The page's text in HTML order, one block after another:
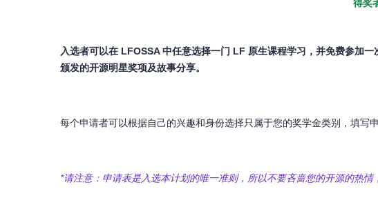
得奖
入选者可以在 LFOSSA 中任意选择一门 LF 原生课程学习，并免费参加
颁发的开源明星奖项及故事分享。
每个申请者可以根据自己的兴趣和身份选择只属于您的奖学金类别，填写申
*请注意：申请表是入选本计划的唯一准则，所以不要吝啬您的开源的热情